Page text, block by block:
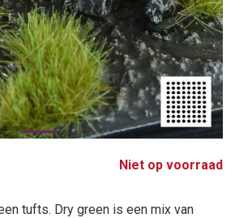
Niet op voorraad
tufts. Dry green is een mix van